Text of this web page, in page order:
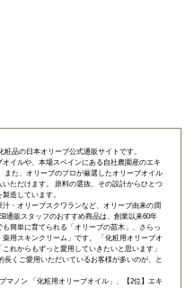
品の日本オリーブ公式通販サイトです。
イルや、本場スペインにある自社農園産のエキ
また、オリーブのプロが厳選したオリーブオイル
ただけます。 原料の選抜、その設計からひとつ
造しています。
・オリーブスクワランなど、オリーブ由来の潤
通販スタッフのおすすめ商品は、創業以来60年
も簡単に育てられる「 オリーブの苗木 」、さらっ
用スキンクリーム 」です。 「化粧用オリーブオ
れからもずっと愛用していきたいと思います」
長くご愛用いただいているお客様が多いのが、と
マノン 「 化粧用オリーブオイル 」、【2位】
エキ